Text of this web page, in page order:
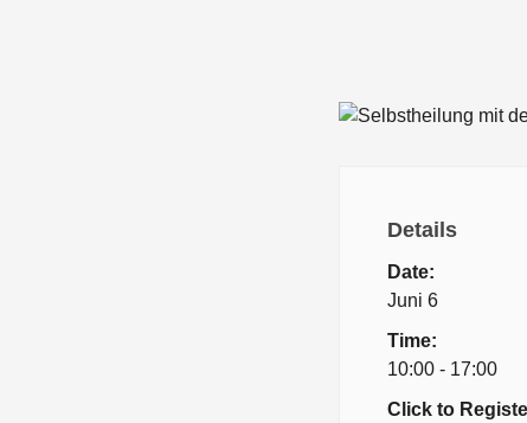
Details
Date:
Juni 6
Time:
10:00 - 17:00
Click to